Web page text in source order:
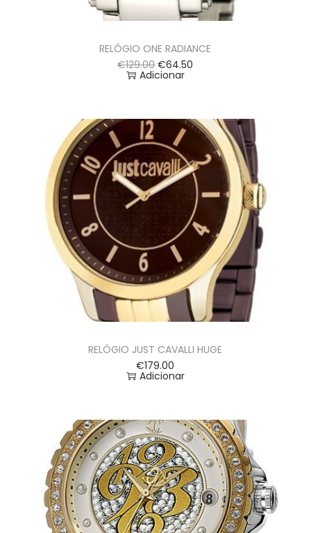
RELÓGIO ONE RADIANCE
€129.00 €64.50
Adicionar
RELÓGIO JUST CAVALLI HUGE
€179.00
Adicionar